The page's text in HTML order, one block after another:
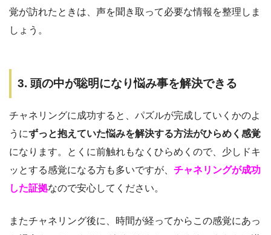
覚が訪れたときは、声を聞き取って必要な情報を整理しま
しょう。
3. 頭の中が聡明になり悩み事を解決できる
チャネリングに成功すると、パズルが完成していくかのよ
うにずっと抱えていた悩みを解決する方法がひらめく感覚
になります。とくに前触れもなくひらめくので、少しドキ
ッとする感覚になる方も多いですが、 チャネリングが成功
した証拠なので安心してください。
またチャネリング後に、時間が経ってからこの感覚にあっ